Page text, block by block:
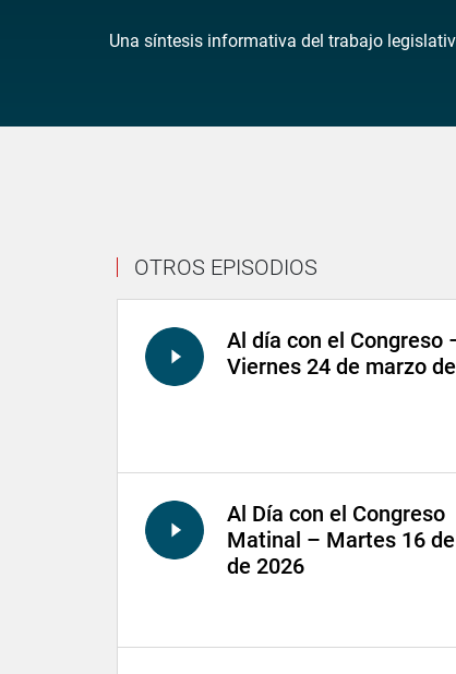
Una síntesis informativa del trabajo
OTROS EPISODIOS
Al día con el Congreso
Viernes 24 de marzo
Al Día con el Congreso
Matinal – Martes 16
de 2026